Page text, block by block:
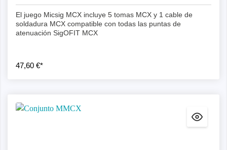
El juego Micsig MCX incluye 5 tomas MCX y 1 cable de
soldadura MCX compatible con todas las puntas de
atenuación SigOFIT MCX
47,60 €*